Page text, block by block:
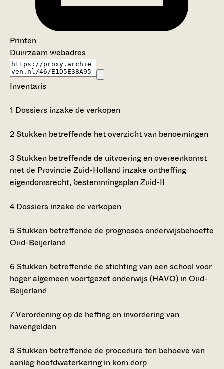
Printen
Duurzaam webadres
Inventaris
1 Dossiers inzake de verkopen
2Stukken betreffende het overzicht van benoemingen
3Stukken betreffende de uitvoering en overeenkomst
met de Provincie Zuid-Holland inzake ontheffing
eigendomsrecht, bestemmingsplan Zuid-II
4 Dossiers inzake de verkopen
5 Stukken betreffende de prognoses onderwijsbehoefte
Oud-Beijerland
6 Stukken betreffende de stichting van een school voor
hoger algemeen voortgezet onderwijs (HAVO) in Oud-
Beijerland
7Verordening op de heffing en invordering van
havengelden
8 Stukken betreffende de procedure ten behoeve van
aanleg hoofdwaterkering in kom dorp